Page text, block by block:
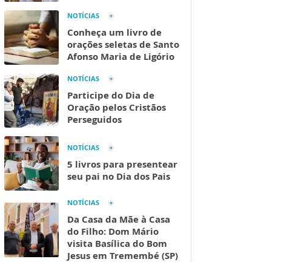
NOTÍCIAS
Conheça um livro de
orações seletas de Santo
Afonso Maria de Ligório
NOTÍCIAS
Participe do Dia de
Oração pelos Cristãos
Perseguidos
NOTÍCIAS
5 livros para presentear
seu pai no Dia dos Pais
NOTÍCIAS
Da Casa da Mãe à Casa
do Filho: Dom Mário
visita Basílica do Bom
Jesus em Tremembé (SP)